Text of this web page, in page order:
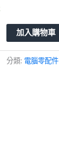
加入購物車
分類: 電腦零配件